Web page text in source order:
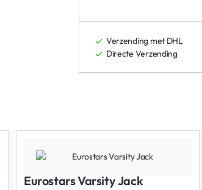
Verzending met DHL
Directe Verzending
Eurostars Varsity Jack